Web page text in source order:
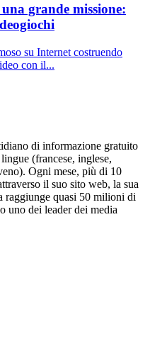
grande missione:
su Internet costruendo
con il...
di informazione gratuito
(francese, inglese,
Ogni mese, più di 10
il suo sito web, la sua
raggiunge quasi 50 milioni di
uno dei leader dei media